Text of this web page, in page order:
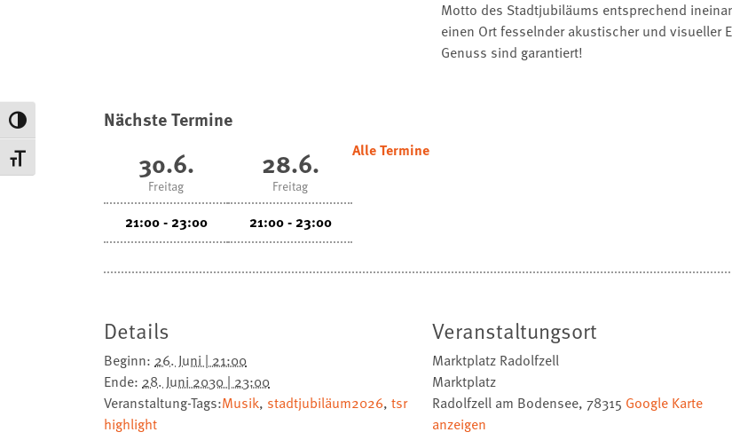
Umschalten auf hohe Kontraste
Schrift vergrößern
Motto des Stadtjubiläums entsprechend
einen Ort fesselnder akustischer und visueller
Genuss sind garantiert!
Nächste Termine
30.6.
Freitag
21:00 - 23:00
28.6.
Freitag
21:00 - 23:00
Alle Termine
Details
Beginn: 26. Juni | 21:00
Ende: 28. Juni 2030 | 23:00
Veranstaltung-Tags:Musik, stadtjubiläum2026, tsr
highlight
Veranstaltungsort
Marktplatz Radolfzell
Marktplatz
Radolfzell am Bodensee, 78315 Google Karte
anzeigen